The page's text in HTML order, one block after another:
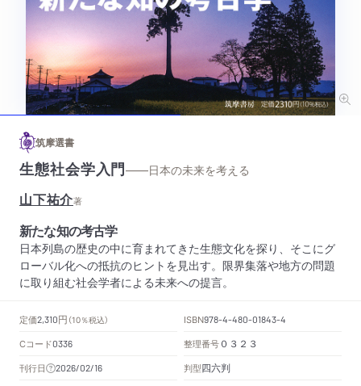
筑摩選書
生態社会学入門——日本の未来を考える
山下祐介著
新たな知の考古学
日本列島の歴史の中に育まれてきた生態文化を探り、そこにグ
ローバル化への抵抗のヒントを見出す。限界集落や地方の問題
に取り組む社会学者による未来への提言。
定価2,310円 （10％税込） ISBN978-4-480-01843-4
Cコード0336 整理番号 ０３２３
刊行日 2026/02/16 判型四六判